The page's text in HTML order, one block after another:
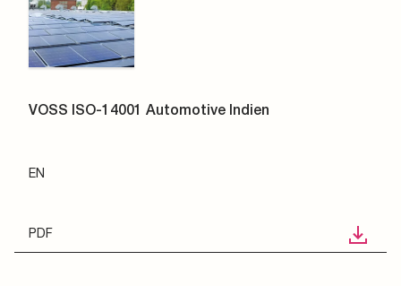
VOSS ISO-14001 Automotive Indien
EN
PDF